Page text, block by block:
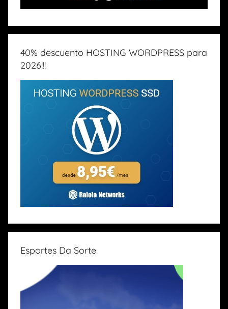
40% descuento HOSTING WORDPRESS para
2026!!!
Esportes Da Sorte